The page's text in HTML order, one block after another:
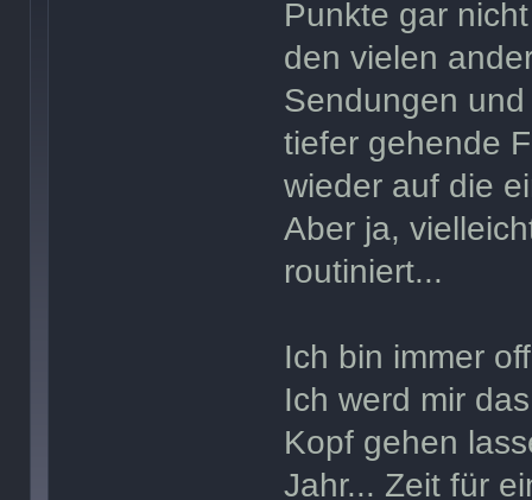
Punkte gar
den vielen
Sendungen
tiefer gehende
wieder auf die
Aber ja,
routiniert...
Ich bin immer
Ich werd mir
Kopf gehen
Jahr... Zeit für